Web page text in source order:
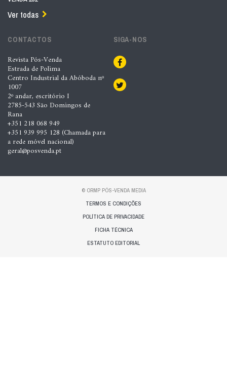
Ver todas
CONTACTOS
Revista Pós-Venda
Estrada de Polima
Centro Industrial da Abóboda nº
1007
2º andar, escritório I
2785-543 São Domingos de
Rana
+351 218 068 949
+351 939 995 128 (Chamada para
a rede móvel nacional)
geral@posvenda.pt
SIGA-NOS
© ORMP PÓS-VENDA MEDIA
TERMOS E CONDIÇÕES
POLÍTICA DE PRIVACIDADE
FICHA TÉCNICA
ESTATUTO EDITORIAL